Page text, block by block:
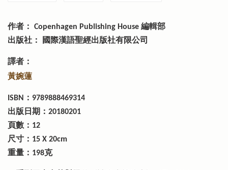
作者： Copenhagen Publishing House 編輯部
出版社： 國際漢語聖經出版社有限公司
譯者：
黃婉蓮
ISBN：9789888469314
出版日期：20180201
頁數：12
尺寸：15 X 20cm
重量：198克